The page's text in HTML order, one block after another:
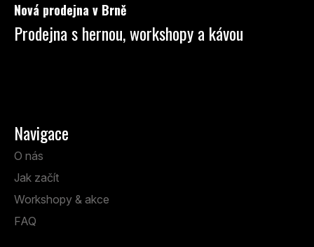
Nová prodejna v Brně
Prodejna s hernou, workshopy a kávou
Navigace
O nás
Jak začít
Workshopy & akce
FAQ